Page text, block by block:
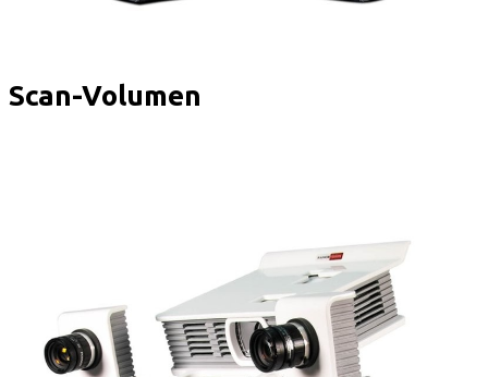
Scan-Volumen